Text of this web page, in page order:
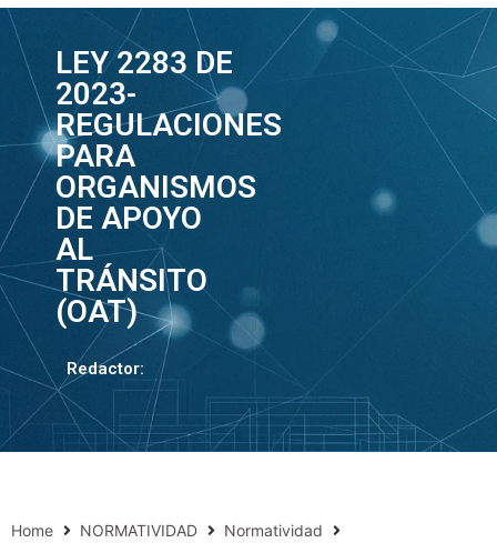
LEY 2283 DE
2023-
REGULACIONES
PARA
ORGANISMOS
DE APOYO
AL
TRÁNSITO
(OAT)
Redactor:
Home NORMATIVIDAD
Normatividad